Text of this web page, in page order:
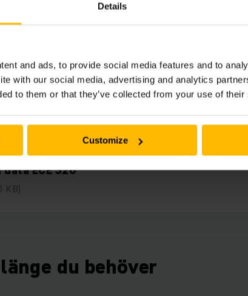
Details
and ads, to provide social media features and to
with our social media, advertising and analytics
to them or that they’ve collected from your use of
Customize
kunden ECE 320
ECE 320
KB)
du behöver